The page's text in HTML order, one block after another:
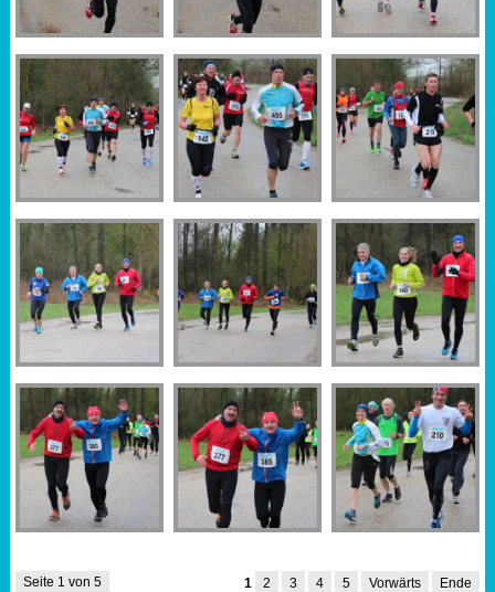
Seite 1 von 5 1 2 3 4 5 Vorwärts Ende